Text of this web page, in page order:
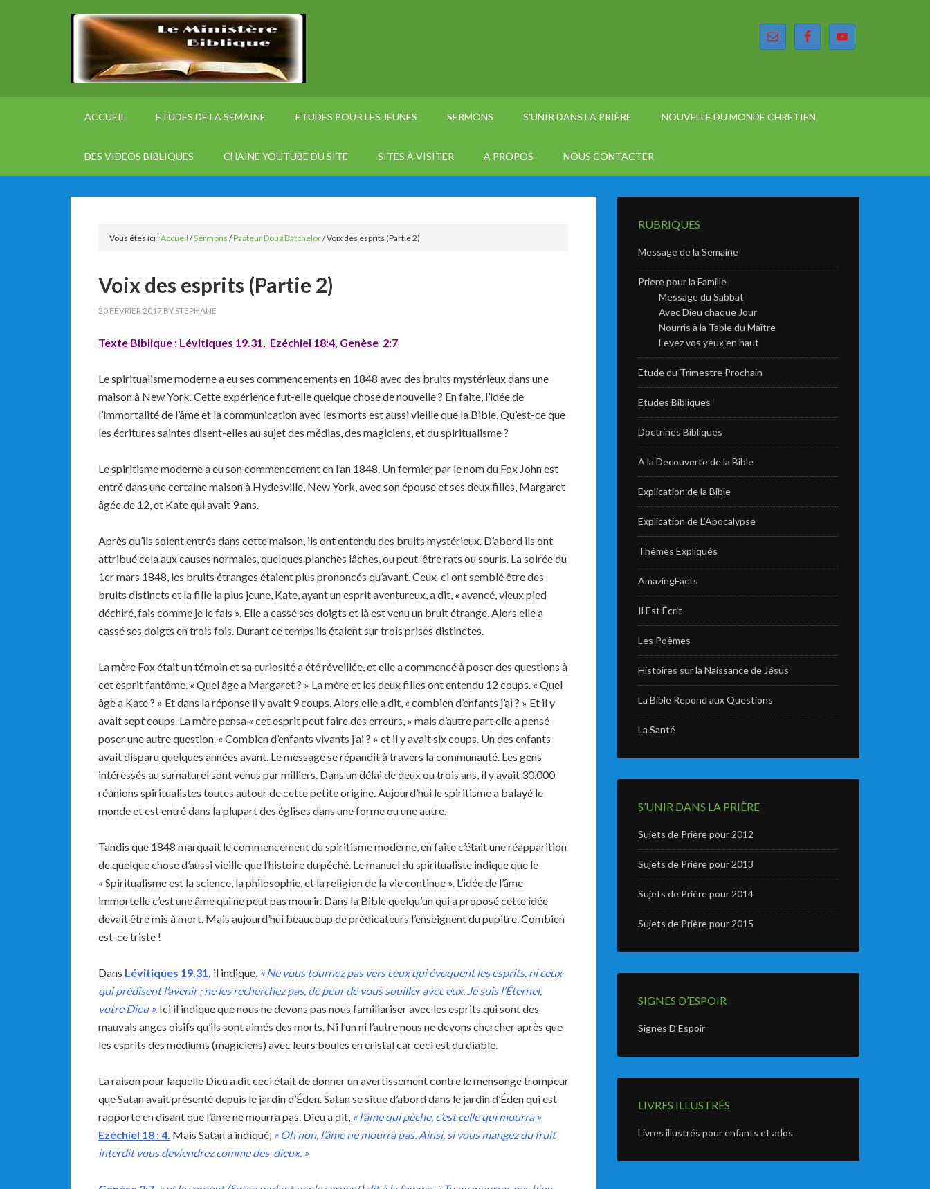
ACCUEIL ETUDES DE LA SEMAINE ETUDES POUR LES JEUNES SERMONS S’UNIR DANS LA PRIÈRE NOUVELLE DU MONDE CHRETIEN
DES VIDÉOS BIBLIQUES CHAINE YOUTUBE DU SITE SITES À VISITER A PROPOS NOUS CONTACTER
Vous êtes ici :Accueil /Sermons /Pasteur Doug Batchelor/Voix des esprits (Partie 2)
Voix des esprits (Partie 2)
20 FÉVRIER 2017 BY STEPHANE
Texte Biblique : Lévitiques 19.31, Ezéchiel 18:4, Genèse 2:7
Le spiritualisme moderne a eu ses commencements en 1848 avec des bruits mystérieux dans une
maison à New York. Cette expérience fut-elle quelque chose de nouvelle ? En faite, l’idée de
l’immortalité de l’âme et la communication avec les morts est aussi vieille que la Bible. Qu’est-ce que
les écritures saintes disent-elles au sujet des médias, des magiciens, et du spiritualisme ?
Le spiritisme moderne a eu son commencement en l’an 1848. Un fermier par le nom du Fox John est
entré dans une certaine maison à Hydesville, New York, avec son épouse et ses deux filles, Margaret
âgée de 12, et Kate qui avait 9 ans.
Après qu’ils soient entrés dans cette maison, ils ont entendu des bruits mystérieux. D’abord ils ont
attribué cela aux causes normales, quelques planches lâches, ou peut-être rats ou souris. La soirée du
1er mars 1848, les bruits étranges étaient plus prononcés qu’avant. Ceux-ci ont semblé être des
bruits distincts et la fille la plus jeune, Kate, ayant un esprit aventureux, a dit, « avancé, vieux pied
déchiré, fais comme je le fais ». Elle a cassé ses doigts et là est venu un bruit étrange. Alors elle a
cassé ses doigts en trois fois. Durant ce temps ils étaient sur trois prises distinctes.
La mère Fox était un témoin et sa curiosité a été réveillée, et elle a commencé à poser des questions à
cet esprit fantôme. « Quel âge a Margaret ? » La mère et les deux filles ont entendu 12 coups. « Quel
âge a Kate ? » Et dans la réponse il y avait 9 coups. Alors elle a dit, « combien d’enfants j’ai ? » Et il y
avait sept coups. La mère pensa « cet esprit peut faire des erreurs, » mais d’autre part elle a pensé
poser une autre question. « Combien d’enfants vivants j’ai ? » et il y avait six coups. Un des enfants
avait disparu quelques années avant. Le message se répandit à travers la communauté. Les gens
intéressés au surnaturel sont venus par milliers. Dans un délai de deux ou trois ans, il y avait 30.000
réunions spiritualistes toutes autour de cette petite origine. Aujourd’hui le spiritisme a balayé le
monde et est entré dans la plupart des églises dans une forme ou une autre.
Tandis que 1848 marquait le commencement du spiritisme moderne, en faite c’était une réapparition
de quelque chose d’aussi vieille que l’histoire du péché. Le manuel du spiritualiste indique que le
« Spiritualisme est la science, la philosophie, et la religion de la vie continue ». L’idée de l’âme
immortelle c’est une âme qui ne peut pas mourir. Dans la Bible quelqu’un qui a proposé cette idée
devait être mis à mort. Mais aujourd’hui beaucoup de prédicateurs l’enseignent du pupitre. Combien
est-ce triste !
Dans Lévitiques 19.31, il indique, « Ne vous tournez pas vers ceux qui évoquent les esprits, ni ceux
qui prédisent l’avenir ; ne les recherchez pas, de peur de vous souiller avec eux. Je suis l’Éternel,
votre Dieu ». Ici il indique que nous ne devons pas nous familiariser avec les esprits qui sont des
mauvais anges oisifs qu’ils sont aimés des morts. Ni l’un ni l’autre nous ne devons chercher après que
les esprits des médiums (magiciens) avec leurs boules en cristal car ceci est du diable.
La raison pour laquelle Dieu a dit ceci était de donner un avertissement contre le mensonge trompeur
que Satan avait présenté depuis le jardin d’Éden. Satan se situe d’abord dans le jardin d’Éden qui est
rapporté en disant que l’âme ne mourra pas. Dieu a dit, « l’âme qui pèche, c’est celle qui mourra »
Ezéchiel 18 : 4. Mais Satan a indiqué, « Oh non, l’âme ne mourra pas. Ainsi, si vous mangez du fruit
interdit vous deviendrez comme des dieux. »
RUBRIQUES
Message de la Semaine
Priere pour la Famille
Message du Sabbat
Avec Dieu chaque Jour
Nourris à la Table du Maître
Levez vos yeux en haut
Etude du Trimestre Prochain
Etudes Bibliques
Doctrines Bibliques
A la Decouverte de la Bible
Explication de la Bible
Explication de L’Apocalypse
Thèmes Expliqués
AmazingFacts
Il Est Écrit
Les Poèmes
Histoires sur la Naissance de Jésus
La Bible Repond aux Questions
La Santé
S’UNIR DANS LA PRIÈRE
Sujets de Prière pour 2012
Sujets de Prière pour 2013
Sujets de Prière pour 2014
Sujets de Prière pour 2015
SIGNES D’ESPOIR
Signes D’Espoir
LIVRES ILLUSTRÉS
Livres illustrés pour enfants et ados